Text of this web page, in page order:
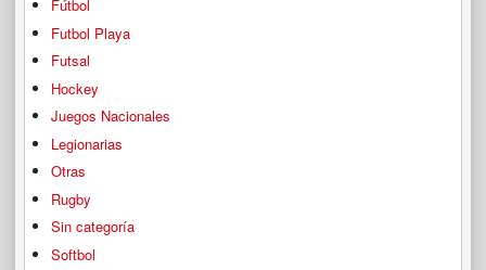
Fútbol
Futbol Playa
Futsal
Hockey
Juegos Nacionales
Legionarias
Otras
Rugby
Sin categoría
Softbol